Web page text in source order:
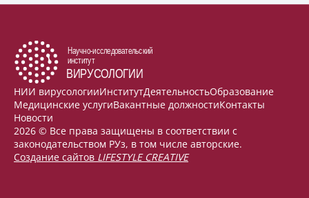
НИИ вирусологииИнститутДеятельностьОбразование
Медицинские услугиВакантные должностиКонтакты
Новости
2026 © Все права защищены в соответствии с
законодательством РУз, в том числе авторские.
Создание сайтов LIFESTYLE CREATIVE